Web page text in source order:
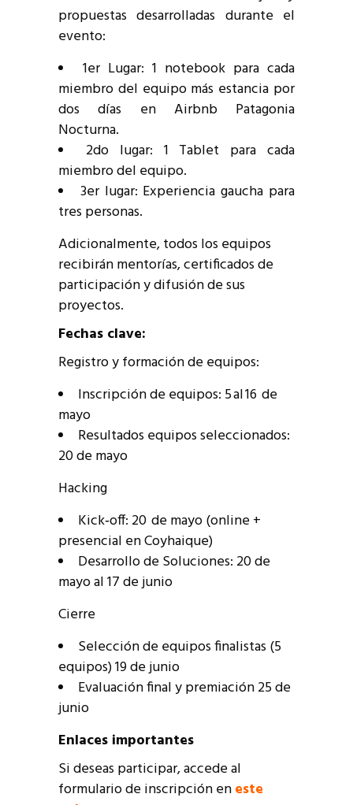
propuestas desarrolladas durante el
evento:
1er Lugar: 1 notebook para cada
miembro del equipo más estancia por
dos días en Airbnb Patagonia
Nocturna.
2do lugar: 1 Tablet para cada
miembro del equipo.
3er lugar: Experiencia gaucha para
tres personas.
Adicionalmente, todos los equipos
recibirán mentorías, certificados de
participación y difusión de sus
proyectos.
Fechas clave:
Registro y formación de equipos:
Inscripción de equipos: 5 al 16 de
mayo
Resultados equipos seleccionados:
20 de mayo
Hacking
Kick‑off: 20 de mayo (online +
presencial en Coyhaique)
Desarrollo de Soluciones: 20 de
mayo al 17 de junio
Cierre
Selección de equipos finalistas (5
equipos) 19 de junio
Evaluación final y premiación 25 de
junio
Enlaces importantes
Si deseas participar, accede al
formulario de inscripción eneste